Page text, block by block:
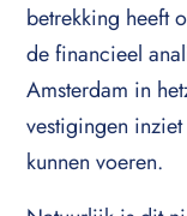
betrekking heeft
de financieel
Amsterdam in
vestigingen
kunnen voeren.